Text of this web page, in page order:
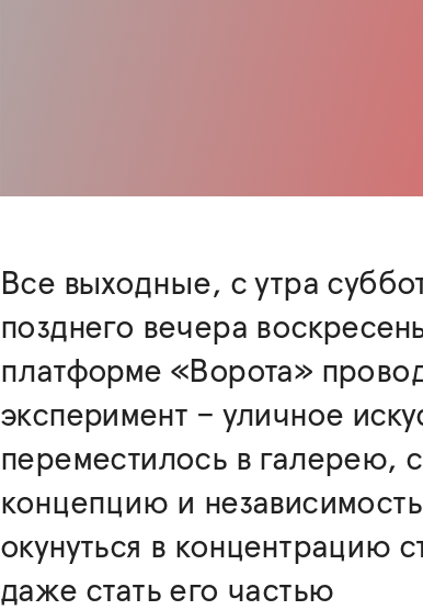
Все выходные, с утра
позднего вечера
платформе «Ворота»
эксперимент – уличное
переместилось в галерею,
концепцию и
окунуться в концентрацию
даже стать его частью